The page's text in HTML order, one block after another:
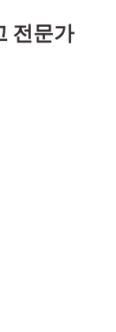
전문가